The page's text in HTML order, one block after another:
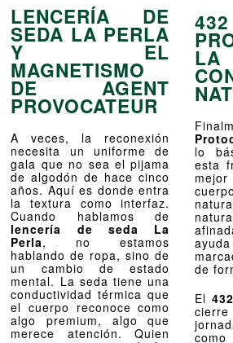
LENCERÍA DE
SEDA LA PERLA
Y EL
MAGNETISMO
DE AGENT
PROVOCATEUR
A veces, la reconexión
necesita un uniforme de
gala que no sea el pijama
de algodón de hace cinco
años. Aquí es donde entra
la textura como interfaz.
Cuando hablamos de
lencería de seda La
Perla, no estamos
hablando de ropa, sino de
un cambio de estado
mental. La seda tiene una
conductividad térmica que
el cuerpo reconoce como
algo premium, algo que
merece atención. Quien
LA
lo
esta
de
El
como